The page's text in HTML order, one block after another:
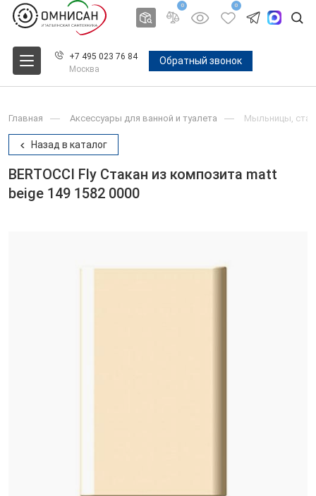
0 0
+7 495 023 76 84
Москва
Обратный звонок
Главная Аксессуары для ванной и туалета Мыльницы,
Назад в каталог
BERTOCCI Fly Стакан из композита matt
beige 149 1582 0000